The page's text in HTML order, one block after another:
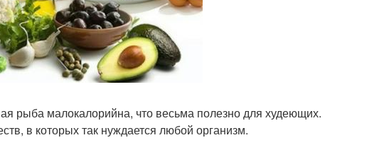
рыба малокалорийна, что весьма полезно для худеющих.
в которых так нуждается любой организм.